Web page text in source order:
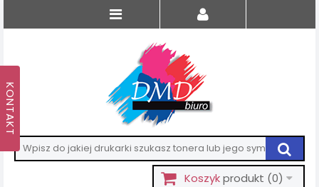
Koszykprodukt (0)